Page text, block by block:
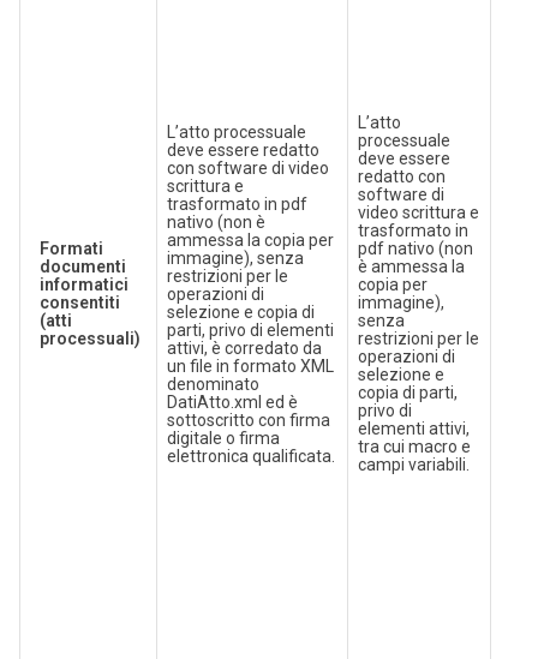
Formati
documenti
informatici
consentiti
(atti
processuali)
L’atto processuale
deve essere redatto
con software di video
scrittura e
trasformato in pdf
nativo (non è
ammessa la copia per
immagine), senza
restrizioni per le
operazioni di
selezione e copia di
parti, privo di elementi
attivi, è corredato da
un file in formato XML
denominato
DatiAtto.xml ed è
sottoscritto con firma
digitale o firma
elettronica qualificata.
L’atto
processuale
deve essere
redatto con
software di
video scrittura e
trasformato in
pdf nativo (non
è ammessa la
copia per
immagine),
senza
restrizioni per le
operazioni di
selezione e
copia di parti,
privo di
elementi attivi,
tra cui macro e
campi variabili.